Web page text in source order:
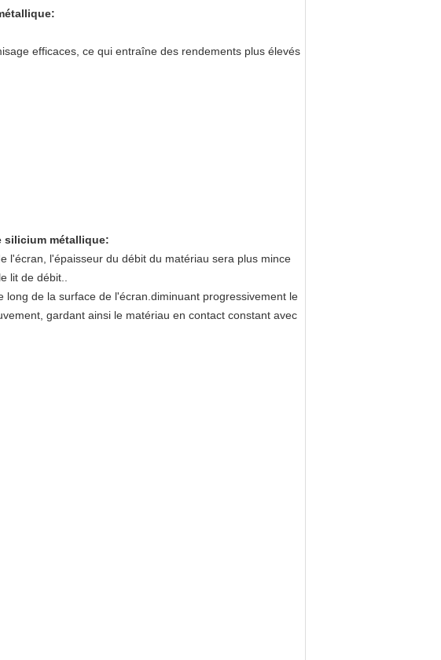
:
efficaces, ce qui entraîne des rendements plus élevés
silicium métallique:
l'écran, l'épaisseur du débit du matériau sera plus mince
lit de débit..
de la surface de l'écran.diminuant progressivement le
gardant ainsi le matériau en contact constant avec